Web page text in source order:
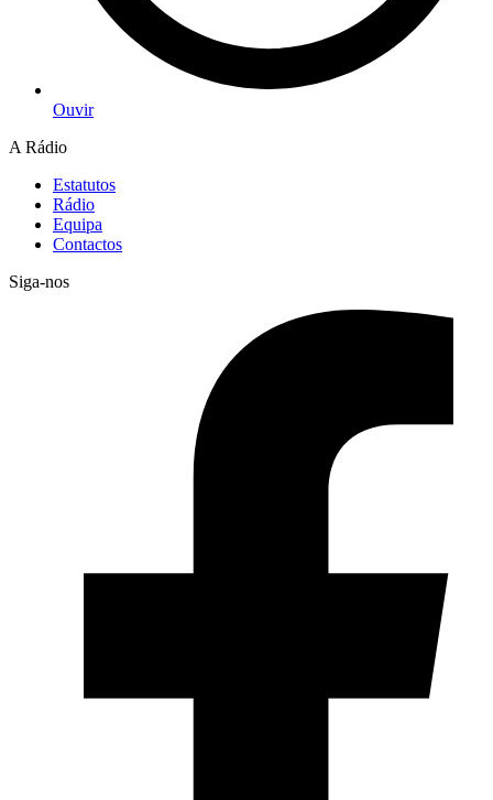
Ouvir
A Rádio
Estatutos
Rádio
Equipa
Contactos
Siga-nos